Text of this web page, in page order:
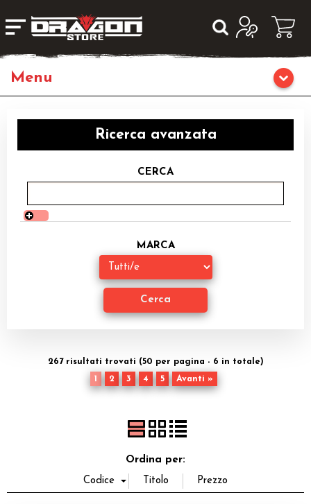
Giochi di Ruolo
Librigame
Fumetti & Romanzi
Giochi di Carte Collezionabili
Accessori
Giocattoli e Gadget
Ricerca avanzata
CERCA
MARCA
267 risultati trovati (50 per pagina - 6 in totale)
1
2 3 4 5 Avanti »
Ordina per: